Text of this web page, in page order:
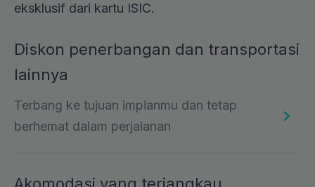
eksklusif dari kartu ISIC.
Diskon penerbangan dan transportasi
lainnya
Terbang ke tujuan impianmu dan tetap
berhemat dalam perjalanan